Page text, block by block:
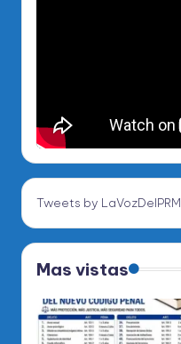
Tweets by LaVozDelPRM
Mas vistas